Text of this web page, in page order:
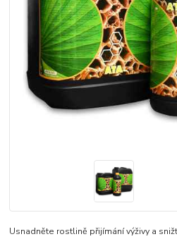
Usnadněte rostlině přijímání výživy a